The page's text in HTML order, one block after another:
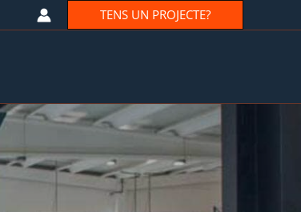
TENS UN PROJECTE?